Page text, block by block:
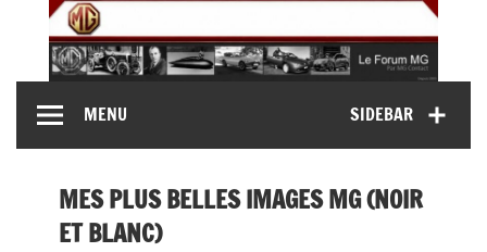
content
MG Contact
MG B, MG F, MG A, Midget…)SIDEBAR
MENU
MES PLUS BELLES IMAGES MG (NOIR
ET BLANC)